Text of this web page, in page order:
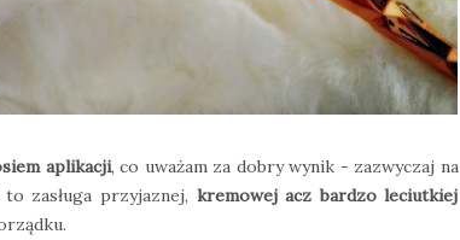
aplikacji, co uważam za dobry wynik - zazwyczaj na
zasługa przyjaznej, kremowej acz bardzo leciutkiej